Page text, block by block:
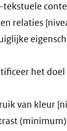
relaties
het
van kleur
(minimum)